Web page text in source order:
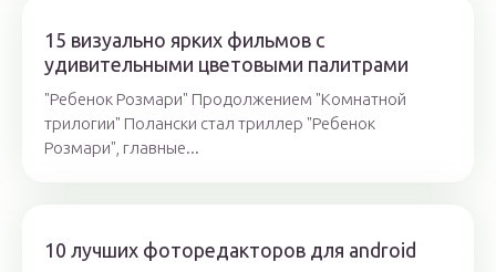
15 визуально ярких фильмов с
удивительными цветовыми палитрами
"Ребенок Розмари" Продолжением "Комнатной
трилогии" Полански стал триллер "Ребенок
Розмари", главные...
10 лучших фоторедакторов для android